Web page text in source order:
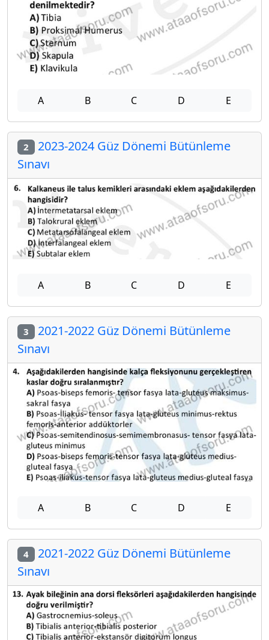
A B C D E
2 2023-2024 Güz Dönemi Bütünleme
Sınavı
A B C D E
3 2021-2022 Güz Dönemi Bütünleme
Sınavı
A B C D E
4 2021-2022 Güz Dönemi Bütünleme
Sınavı